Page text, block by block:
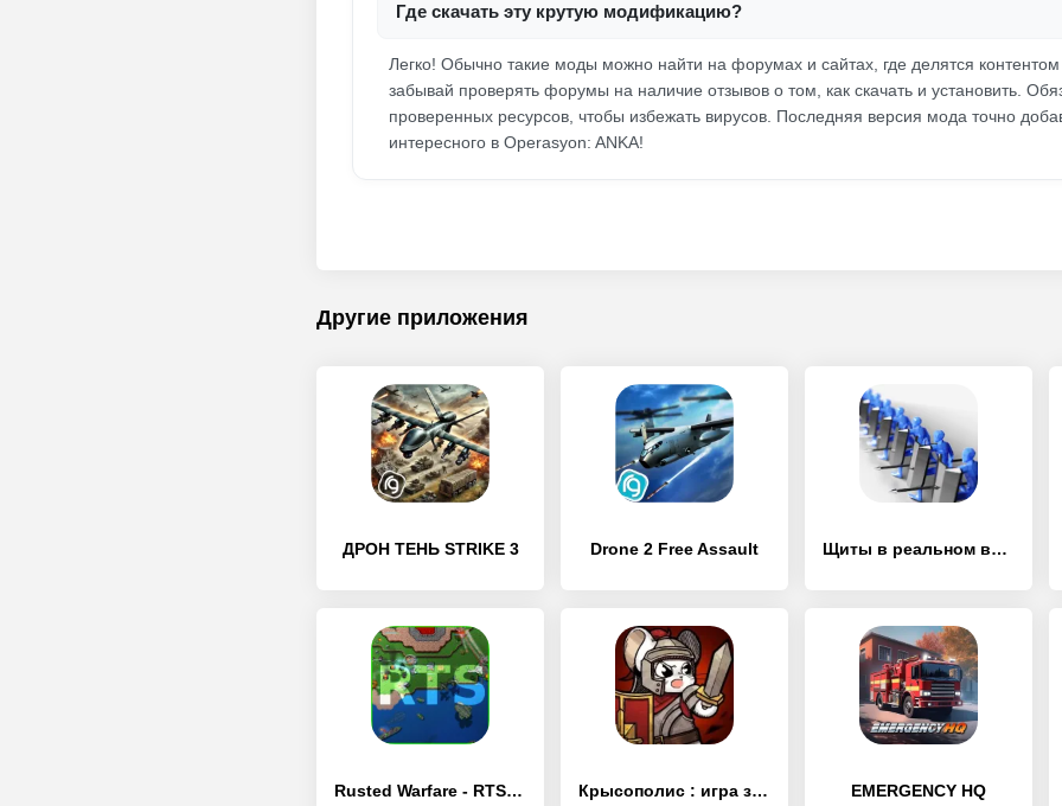
Где скачать эту крутую модификацию?
Легко! Обычно такие моды можно найти на форумах и сайтах, где делятся
забывай проверять форумы на наличие отзывов о том, как скачать и установить.
проверенных ресурсов, чтобы избежать вирусов. Последняя версия мода точно
интересного в Operasyon: ANKA!
Другие приложения
ДРОН ТЕНЬ STRIKE 3 Drone 2 Free Assault Щиты в реальном времени
Rusted Warfare - RTS Strategy Крысополис : игра защиты EMERGENCY HQ